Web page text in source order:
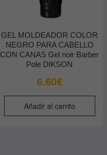
GEL MOLDEADOR COLOR
NEGRO PARA CABELLO
CON CANAS Gel noir Barber
Pole DIKSON
6.60€
Añadir al carrito